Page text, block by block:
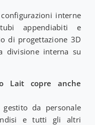
interne
appendiabiti e
di progettazione 3D
divisione interna su
Lait copre anche
da personale
e tutti gli altri